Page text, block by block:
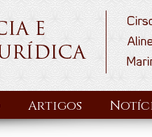
Artigos